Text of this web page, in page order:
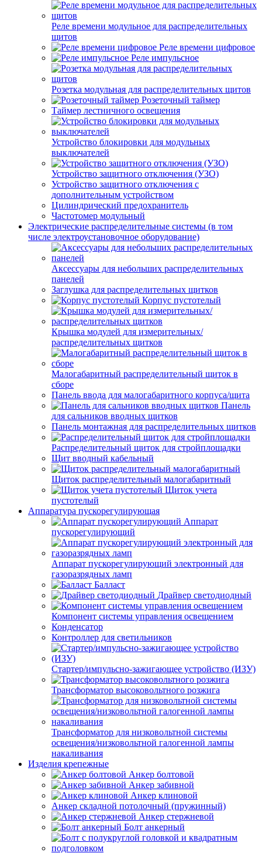
Реле времени модульное для распределительных
щитов
Реле времени цифровое
Реле импульсное
Розетка модульная для распределительных щитов
Розеточный таймер
Таймер лестничного освещения
Устройство блокировки для модульных
выключателей
Устройство защитного отключения (УЗО)
Устройство защитного отключения с
дополнительным устройством
Цилиндрический предохранитель
Частотомер модульный
Электрические распределительные системы (в том
числе электроустановочное оборудование)
Аксессуары для небольших распределительных
панелей
Заглушка для распределительных щитков
Корпус пустотелый
Крышка модулей для измерительных/
распределительных щитков
Малогабаритный распределительный щиток в
сборе
Панель ввода для малогабаритного корпуса/щита
Панель
для сальников вводных щитков
Панель монтажная для распределительных щитков
Распределительный щиток для стройплощадки
Щит вводный кабельный
Щиток распределительный малогабаритный
Щиток учета
пустотелый
Аппаратура пускорегулирующая
Аппарат
пускорегулирующий
Аппарат пускорегулирующий электронный для
газоразрядных ламп
Балласт
Драйвер светодиодный
Компонент системы управления освещением
Конденсатор
Контроллер для светильников
Стартер/импульсно-зажигающее устройство (ИЗУ)
Трансформатор высоковольтного розжига
Трансформатор для низковольтной системы
освещения/низковольтной галогенной лампы
накаливания
Изделия крепежные
Анкер болтовой
Анкер забивной
Анкер клиновой
Анкер складной потолочный (пружинный)
Анкер стержневой
Болт анкерный